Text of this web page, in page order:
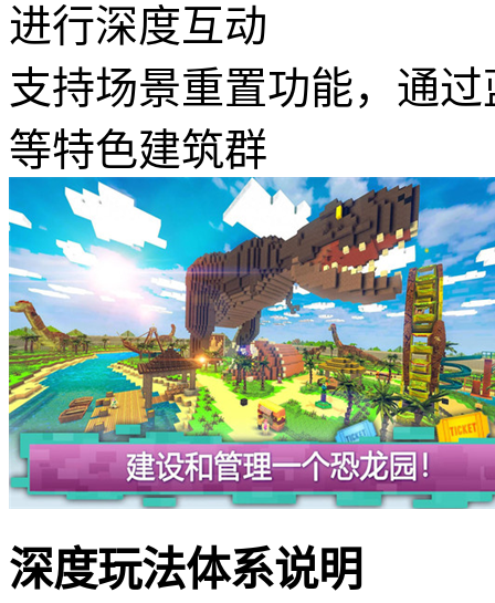
进行深度互动
支持场景重置功能，通
等特色建筑群
深度玩法体系说明